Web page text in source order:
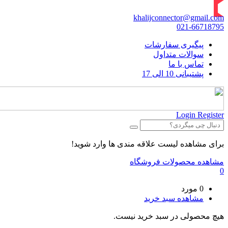
khalijconnector@gmail.com
021-66718795
پیگیری سفارشات
سوالات متداول
تماس با ما
پشتیبانی 10 الی 17
Login Register
برای مشاهده لیست علاقه مندی ها وارد شوید!
مشاهده محصولات فروشگاه
0
0 مورد
مشاهده سبد خرید
هیچ محصولی در سبد خرید نیست.